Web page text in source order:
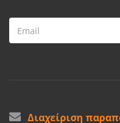
Διαχείριση